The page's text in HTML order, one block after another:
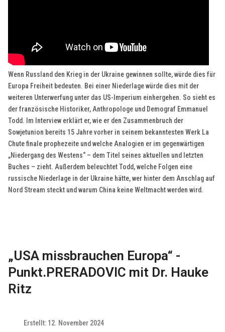
Wenn Russland den Krieg in der Ukraine gewinnen sollte, würde dies für
Europa Freiheit bedeuten. Bei einer Niederlage würde dies mit der
weiteren Unterwerfung unter das US-Imperium einhergehen. So sieht es
der französische Historiker, Anthropologe und Demograf Emmanuel
Todd. Im Interview erklärt er, wie er den Zusammenbruch der
Sowjetunion bereits 15 Jahre vorher in seinem bekanntesten Werk La
Chute finale prophezeite und welche Analogien er im gegenwärtigen
„Niedergang des Westens“ – dem Titel seines aktuellen und letzten
Buches – zieht. Außerdem beleuchtet Todd, welche Folgen eine
russische Niederlage in der Ukraine hätte, wer hinter dem Anschlag auf
Nord Stream steckt und warum China keine Weltmacht werden wird.
„USA missbrauchen Europa“ -
Punkt.PRERADOVIC mit Dr. Hauke
Ritz
Erstellt: 12. November 2024